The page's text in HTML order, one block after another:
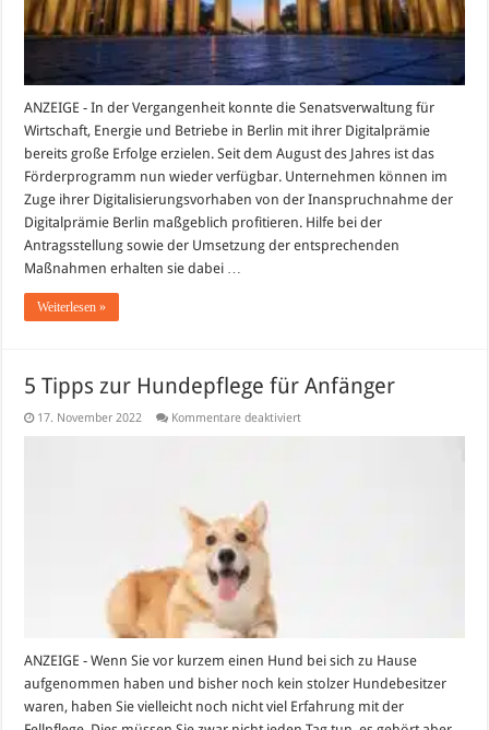
ANZEIGE - In der Vergangenheit konnte die Senatsverwaltung für
Wirtschaft, Energie und Betriebe in Berlin mit ihrer Digitalprämie
bereits große Erfolge erzielen. Seit dem August des Jahres ist das
Förderprogramm nun wieder verfügbar. Unternehmen können im
Zuge ihrer Digitalisierungsvorhaben von der Inanspruchnahme der
Digitalprämie Berlin maßgeblich profitieren. Hilfe bei der
Antragsstellung sowie der Umsetzung der entsprechenden
Maßnahmen erhalten sie dabei …
Weiterlesen »
5 Tipps zur Hundepflege für Anfänger
17. November 2022 Kommentare deaktiviertfür
ANZEIGE - Wenn Sie vor kurzem einen Hund bei sich zu Hause
aufgenommen haben und bisher noch kein stolzer Hundebesitzer
waren, haben Sie vielleicht noch nicht viel Erfahrung mit der